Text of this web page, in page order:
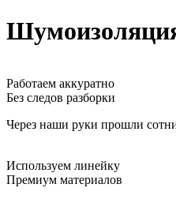
Работаем аккуратно
Без следов разборки
Через наши руки прошли
Используем линейку
Премиум материалов